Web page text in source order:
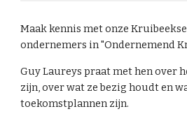
Maak kennis met onze
ondernemers in "Ondernemend
Guy Laureys praat met hen over
zijn, over wat ze bezig houdt en
toekomstplannen zijn.